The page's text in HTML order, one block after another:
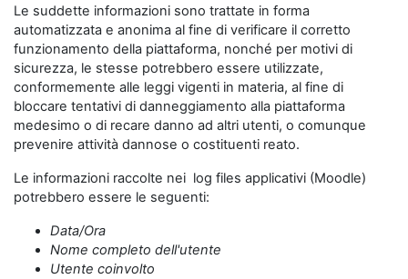
Le suddette informazioni sono trattate in forma
automatizzata e anonima al fine di verificare il corretto
funzionamento della piattaforma, nonché per motivi di
sicurezza, le stesse potrebbero essere utilizzate,
conformemente alle leggi vigenti in materia, al fine di
bloccare tentativi di danneggiamento alla piattaforma
medesimo o di recare danno ad altri utenti, o comunque
prevenire attività dannose o costituenti reato.
Le informazioni raccolte nei log files applicativi (Moodle)
potrebbero essere le seguenti:
Data/Ora
Nome completo dell'utente
Utente coinvolto